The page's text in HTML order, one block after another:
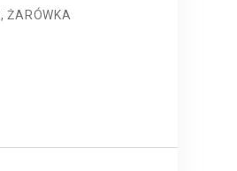
,ŻARÓWKA